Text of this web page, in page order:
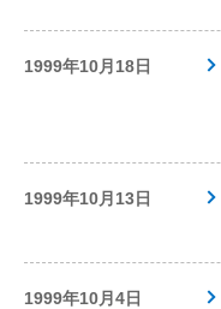
1999年10月18日
1999年10月13日
1999年10月4日